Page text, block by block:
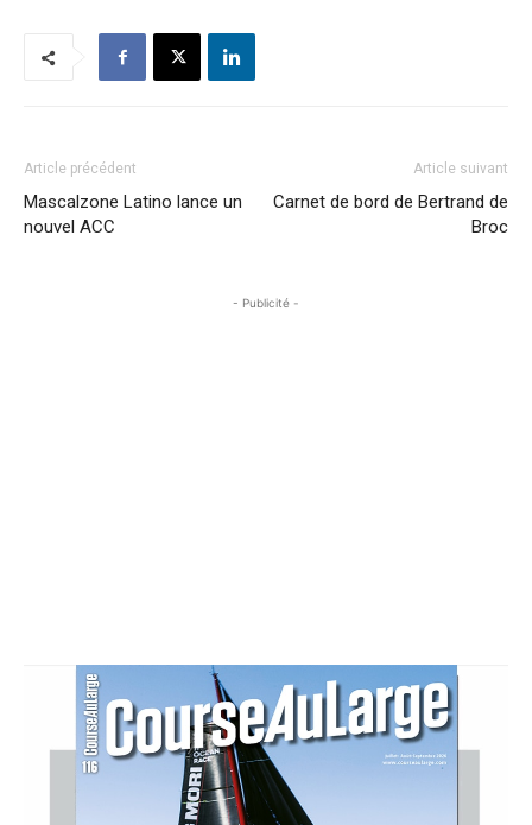
Article précédent
Mascalzone Latino lance un
nouvel ACC
Article suivant
Carnet de bord de Bertrand de
Broc
- Publicité -